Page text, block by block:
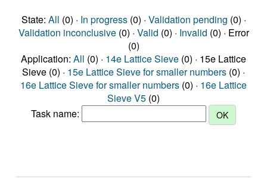
State: All (0) · In progress(0) · Validation pending (0) ·
Validation inconclusive(0) · Valid (0) · Invalid (0) · Error
(0)
Application: All (0) · 14e Lattice Sieve (0) · 15e Lattice
Sieve (0) · 15e Lattice Sieve for smaller numbers (0) ·
16e Lattice Sieve for smaller numbers (0) · 16e Lattice
Sieve V5 (0)
Task name: